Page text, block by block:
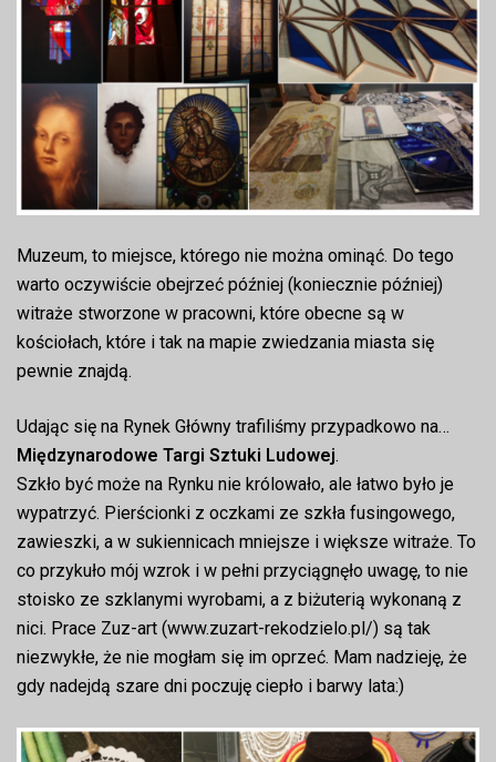
Muzeum, to miejsce, którego nie można ominąć. Do tego
warto oczywiście obejrzeć później (koniecznie później)
witraże stworzone w pracowni, które obecne są w
kościołach, które i tak na mapie zwiedzania miasta się
pewnie znajdą.
Udając się na Rynek Główny trafiliśmy przypadkowo na…
Międzynarodowe Targi Sztuki Ludowej.
Szkło być może na Rynku nie królowało, ale łatwo było je
wypatrzyć. Pierścionki z oczkami ze szkła fusingowego,
zawieszki, a w sukiennicach mniejsze i większe witraże. To
co przykuło mój wzrok i w pełni przyciągnęło uwagę, to nie
stoisko ze szklanymi wyrobami, a z biżuterią wykonaną z
nici. Prace Zuz-art (www.zuzart-rekodzielo.pl/) są tak
niezwykłe, że nie mogłam się im oprzeć. Mam nadzieję, że
gdy nadejdą szare dni poczuję ciepło i barwy lata:)